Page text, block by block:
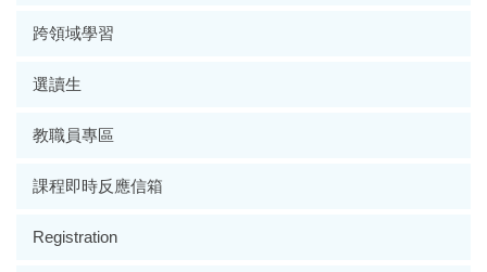
跨領域學習
選讀生
教職員專區
課程即時反應信箱
Registration